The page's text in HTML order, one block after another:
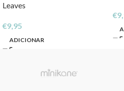
Leaves
€9,95
ADICIONAR
€